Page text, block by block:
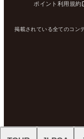
ポイント利用規約
掲載されている全てのコン